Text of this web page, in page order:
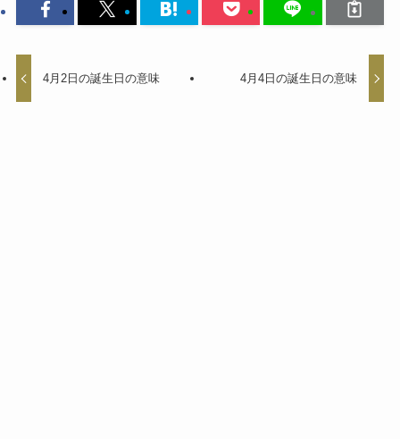
4月2日の誕生日の意味 4月4日の誕生日の意味